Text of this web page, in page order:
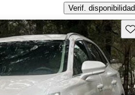
Verif. disponibilidad